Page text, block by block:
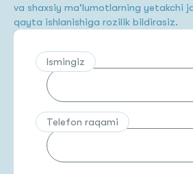
va shaxsiy ma'lumotlarning yetakchi
qayta ishlanishiga rozilik bildirasiz.
Ismingiz
Telefon raqami